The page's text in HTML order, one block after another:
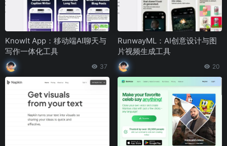
KnowIt App：移动端AI聊天与
写作一体化工具
37
RunwayML：AI创意设计与图
片视频生成工具
20